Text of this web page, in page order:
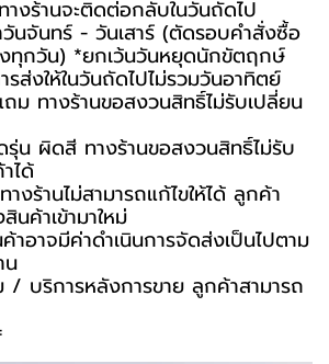
างร้านจะติดต่อกลับในวันถัดไป
นจันทร์ - วันเสาร์ (ตัดรอบคำสั่งซื้อ
งทุกวัน) *ยกเว้นวันหยุดนักขัตฤกษ์
รส่งให้ในวันถัดไปไม่รวมวันอาทิตย์
ม ทางร้านขอสงวนสิทธิ์ไม่รับเปลี่ยน
น ผิดสี ทางร้านขอสงวนสิทธิ์ไม่รับ
ได้
ร้านไม่สามารถแก้ไขให้ได้ ลูกค้า
ค้าเข้ามาใหม่
อาจมีค่าดำเนินการจัดส่งเป็นไปตาม
น
/ บริการหลังการขาย ลูกค้าสามารถ